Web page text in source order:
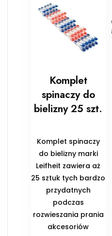
Komplet
spinaczy do
bielizny 25 szt.
Komplet spinaczy
do bielizny marki
Leifheit zawiera aż
25 sztuk tych bardzo
przydatnych
podczas
rozwieszania prania
akcesoriów